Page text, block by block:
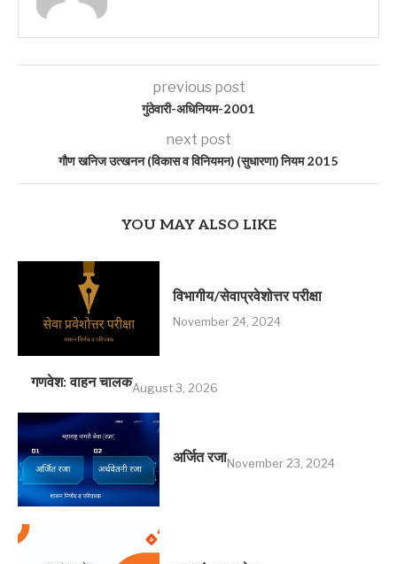
previous post
गुंठेवारी-अधिनियम-2001
next post
गौण खनिज उत्खनन (विकास व विनियमन) (सुधारणा) नियम 2015
YOU MAY ALSO LIKE
विभागीय/सेवाप्रवेशोत्तर परीक्षा
November 24, 2024
गणवेश: वाहन चालकAugust 3, 2026
अर्जित रजाNovember 23, 2024